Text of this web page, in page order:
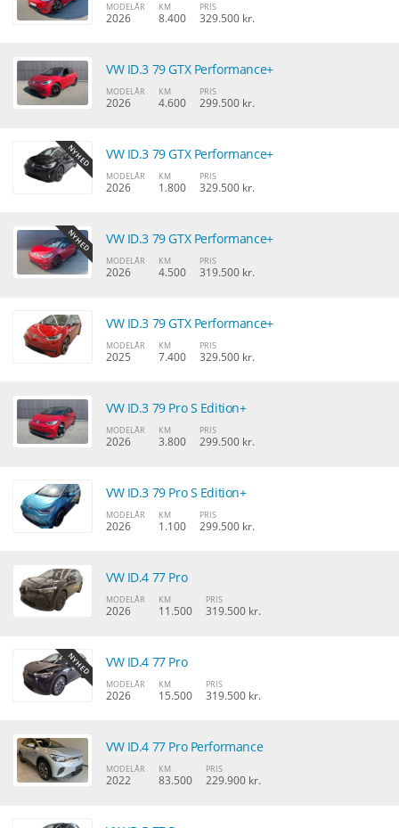
MODELÅR
2026
KM
8.400
PRIS
329.500 kr.
VW ID.3 79 GTX Performance+
MODELÅR
2026
KM
4.600
PRIS
299.500 kr.
VW ID.3 79 GTX Performance+
MODELÅR
2026
KM
1.800
PRIS
329.500 kr.
VW ID.3 79 GTX Performance+
MODELÅR
2026
KM
4.500
PRIS
319.500 kr.
VW ID.3 79 GTX Performance+
MODELÅR
2025
KM
7.400
PRIS
329.500 kr.
VW ID.3 79 Pro S Edition+
MODELÅR
2026
KM
3.800
PRIS
299.500 kr.
VW ID.3 79 Pro S Edition+
MODELÅR
2026
KM
1.100
PRIS
299.500 kr.
VW ID.4 77 Pro
MODELÅR
2026
KM
11.500
PRIS
319.500 kr.
VW ID.4 77 Pro
MODELÅR
2026
KM
15.500
PRIS
319.500 kr.
VW ID.4 77 Pro Performance
MODELÅR
2022
KM
83.500
PRIS
229.900 kr.